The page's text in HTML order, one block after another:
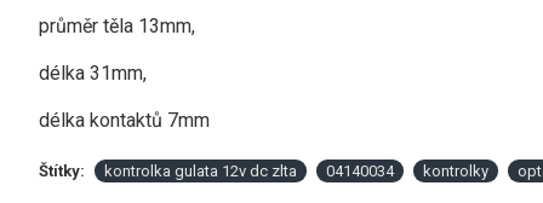
průměr těla 13mm,
délka 31mm,
délka kontaktů 7mm
Štítky: kontrolka gulata 12v dc zlta 04140034 kontrolky